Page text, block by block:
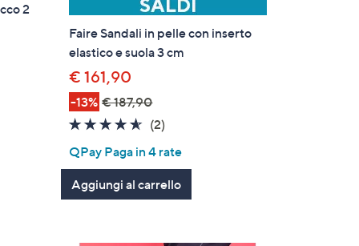
2
Faire Sandali in pelle con inserto
elastico e suola 3 cm
€ 161,90
-13% € 187,90
4.5
5
Stars
(2)
QPay Paga in 4 rate
Aggiungi al carrello